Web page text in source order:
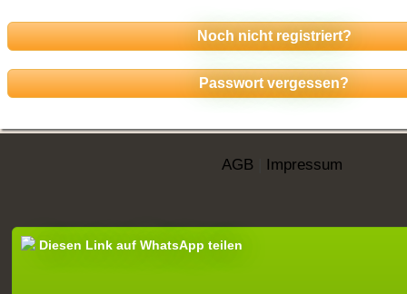
Noch nicht registriert?
Passwort vergessen?
AGB Impressum
Diesen Link auf WhatsApp teilen